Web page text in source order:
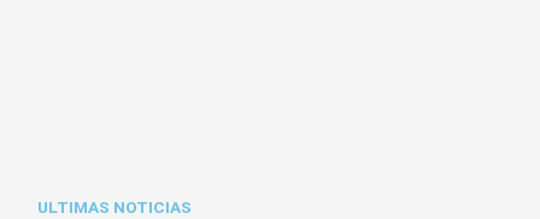
ULTIMAS NOTICIAS